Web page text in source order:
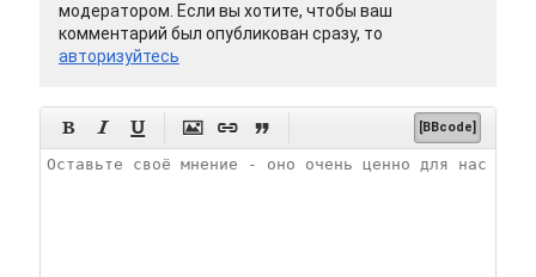
модератором. Если вы хотите, чтобы ваш
комментарий был опубликован сразу, то
авторизуйтесь
      [BBcode]